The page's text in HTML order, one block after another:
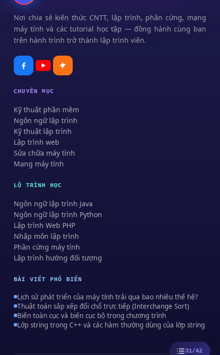
Nơi chia sẻ kiến thức CNTT, lập trình, phần cứng, mạng
máy tính và các tutorial học tập — đồng hành cùng bạn
trên hành trình trở thành lập trình viên.
CHUYÊN MỤC
Kỹ thuật phần mềm
Ngôn ngữ lập trình
Kỹ thuật lập trình
Lập trình web
Sửa chữa máy tính
Mạng máy tính
LỘ TRÌNH HỌC
Ngôn ngữ lập trình Java
Ngôn ngữ lập trình Python
Lập trình Web PHP
Nhập môn lập trình
Phần cứng máy tính
Lập trình hướng đối tượng
BÀI VIẾT PHỔ BIẾN
Lịch sử phát triển của máy tính trải qua bao nhiêu thế hệ?
Thuật toán sắp xếp đổi chổ trực tiếp (Interchange Sort)
Biến toàn cục và biến cục bộ trong chương trình
Lớp string trong C++ và các hàm thường dùng của lớp string
31/42